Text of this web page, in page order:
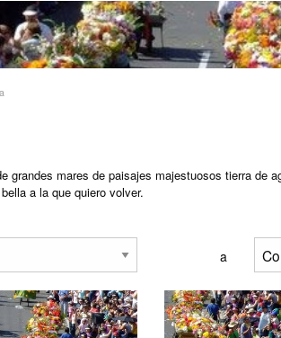
grandes mares de paisajes majestuosos tierra de
a la que quiero volver.
a